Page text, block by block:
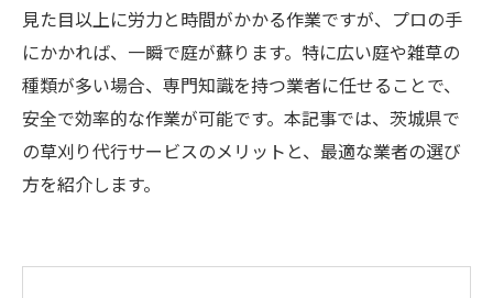
見た目以上に労力と時間がかかる作業ですが、プロの手
にかかれば、一瞬で庭が蘇ります。特に広い庭や雑草の
種類が多い場合、専門知識を持つ業者に任せることで、
安全で効率的な作業が可能です。本記事では、茨城県で
の草刈り代行サービスのメリットと、最適な業者の選び
方を紹介します。